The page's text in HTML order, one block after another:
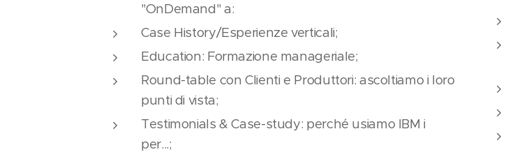
"OnDemand" a:
Case History/Esperienze verticali;
Education: Formazione manageriale;
Round-table con Clienti e Produttori: ascoltiamo i loro
punti di vista;
Testimonials & Case-study: perché usiamo IBM i
per...;